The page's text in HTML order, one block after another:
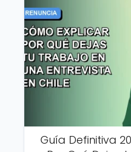
Guía Definitiva